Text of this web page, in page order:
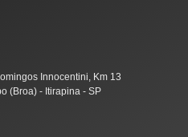
Innocentini, Km 13
(Broa) - Itirapina - SP